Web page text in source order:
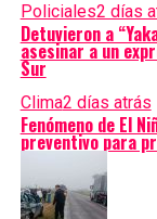
Policiales2 días
Detuvieron a
asesinar a un
Sur
Clima2 días atrás
Fenómeno de El
preventivo para